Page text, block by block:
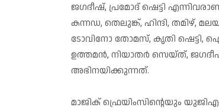
ജഗദീഷ്, പ്രമോദ് ഷെട്ടി
കന്നഡ, തെലുങ്ക്, ഹിന്ദി, തമിഴ്,
ടോവിനോ തോമസ്, കൃതി ഷെട്ടി,
ഉത്തമൻ, നിയാതർ സെയ്ത്,
അഭിനയിക്കുന്നത്.
മാജിക് ഫ്രെയിംസിൻ്റെയും